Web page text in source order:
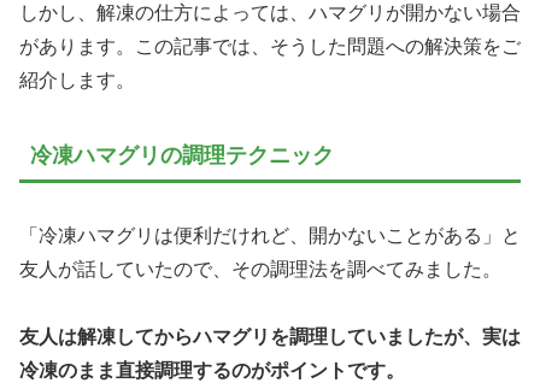
しかし、解凍の仕方によっては、ハマグリが開かない場合
があります。この記事では、そうした問題への解決策をご
紹介します。
冷凍ハマグリの調理テクニック
「冷凍ハマグリは便利だけれど、開かないことがある」と
友人が話していたので、その調理法を調べてみました。
友人は解凍してからハマグリを調理していましたが、実は
冷凍のまま直接調理するのがポイントです。